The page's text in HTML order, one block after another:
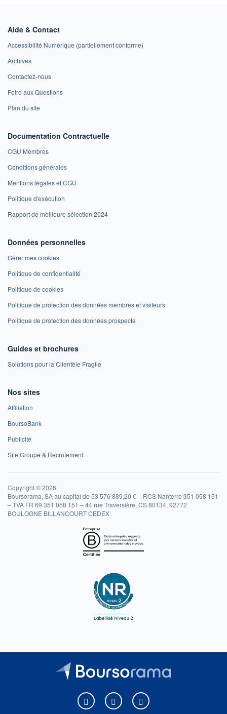
Aide & Contact
Accessibilité Numérique (partiellement conforme)
Archives
Contactez-nous
Foire aux Questions
Plan du site
Documentation Contractuelle
CGU Membres
Conditions générales
Mentions légales et CGU
Politique d'exécution
Rapport de meilleure sélection 2024
Données personnelles
Gérer mes cookies
Politique de confidentialité
Politique de cookies
Politique de protection des données membres et visiteurs
Politique de protection des données prospects
Guides et brochures
Solutions pour la Clientèle Fragile
Nos sites
Affiliation
BoursoBank
Publicité
Site Groupe & Recrutement
Copyright © 2026
Boursorama, SA au capital de 53 576 889,20 € – RCS Nanterre 351 058 151
– TVA FR 69 351 058 151 – 44 rue Traversière, CS 80134, 92772
BOULOGNE BILLANCOURT CEDEX
Boursorama sur Facebook
Boursorama sur XBoursorama sur